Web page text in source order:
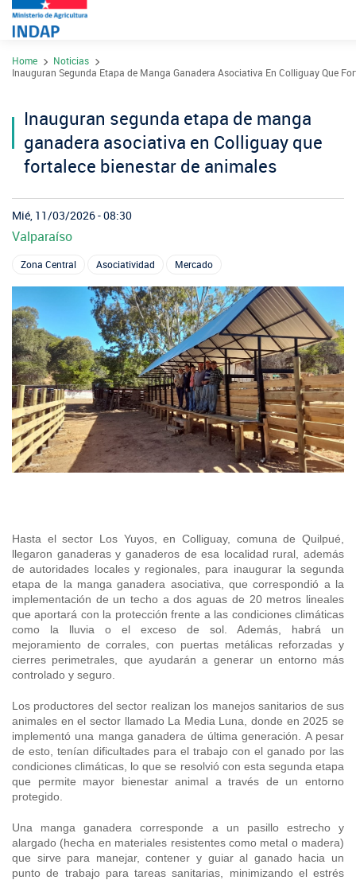
contenido
Contacto
Ley del Lobby
Sistema de Integridad
Sobre INDAP
¿Qué es INDAP?
Sea usuario INDAP
Gestión y Presupuesto
Consultores de Riego
Registro nacional SIRSD-S
Nómina consultores de Riego
Registro Ley 19.862
Indicadores de Gestión
Trabaje en INDAP
Nuestros Programas
Programa Desarrollo Territorial Indígena
Programa de Asociatividad Económica
Sustentabilidad de los suelos SIRSD-S
Programa Desarrollo Inversiones - PDI
Programa desarrollo local - Prodesal
Servicio de Asesoría Técnica - SAT
Crédito Corto Plazo
Ver todos los Programas
Concursos de Fomento
Acciones INDAP
Red Tiendas Mundo Rural
Sello Manos Campesinas
Mercado Campesinos
Expomundorural
Turismo Rural
Sitios Regionales
Arica y Parinacota
Tarapacá
Antofagasta
Atacama
Valparaíso
Metropolitana
O'Higgins
Maule
Araucanía
Los Ríos
Los Lagos
Aysén
Sala de Prensa
Noticias
Videos
Podcast
Biblioteca
Contacto de Prensa
Suscríbase a nuestras noticias
Videos
Podcast
Fotografía
Biblioteca
Nuestras Redes sociales
INDAP Agustinas 1465, Santiago de Chile
Home
Noticias
Inauguran Segunda Etapa de Manga Ganadera Asociativa En Colliguay Que
Inauguran segunda etapa de manga
ganadera asociativa en Colliguay que
fortalece bienestar de animales
Mié, 11/03/2026 - 08:30
Valparaíso
Zona Central Asociatividad Mercado
Hasta el sector Los Yuyos, en Colliguay, comuna de Quilpué,
llegaron ganaderas y ganaderos de esa localidad rural, además
de autoridades locales y regionales, para inaugurar la segunda
etapa de la manga ganadera asociativa, que correspondió a la
implementación de un techo a dos aguas de 20 metros lineales
que aportará con la protección frente a las condiciones climáticas
como la lluvia o el exceso de sol. Además, habrá un
mejoramiento de corrales, con puertas metálicas reforzadas y
cierres perimetrales, que ayudarán a generar un entorno más
controlado y seguro.
Los productores del sector realizan los manejos sanitarios de sus
animales en el sector llamado La Media Luna, donde en 2025 se
implementó una manga ganadera de última generación. A pesar
de esto, tenían dificultades para el trabajo con el ganado por las
condiciones climáticas, lo que se resolvió con esta segunda etapa
que permite mayor bienestar animal a través de un entorno
protegido.
Una manga ganadera corresponde a un pasillo estrecho y
alargado (hecha en materiales resistentes como metal o madera)
que sirve para manejar, contener y guiar al ganado hacia un
punto de trabajo para tareas sanitarias, minimizando el estrés